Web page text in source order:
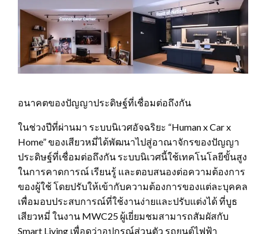
อนาคตของปัญญาประดิษฐ์ที่เชื่อมต่อถึงกัน
ในช่วงปีที่ผ่านมา ระบบนิเวศอัจฉริยะ “Human x Car x
Home” ของเสียวหมี่ได้พัฒนาไปสู่อาณาจักรของปัญญา
ประดิษฐ์ที่เชื่อมต่อถึงกัน ระบบนิเวศนี้ใช้เทคโนโลยีขั้นสูง
ในการคาดการณ์ เรียนรู้ และตอบสนองต่อความต้องการ
ของผู้ใช้ โดยปรับให้เข้ากับความต้องการของแต่ละบุคคล
เพื่อมอบประสบการณ์ที่ใช้งานง่ายและปรับแต่งได้ ที่บูธ
เสียวหมี่ ในงาน MWC25 ผู้เยี่ยมชมสามารถสัมผัสกับ
Smart Living เพื่อดูว่าอุปกรณ์ส่วนตัว รถยนต์ไฟฟ้า